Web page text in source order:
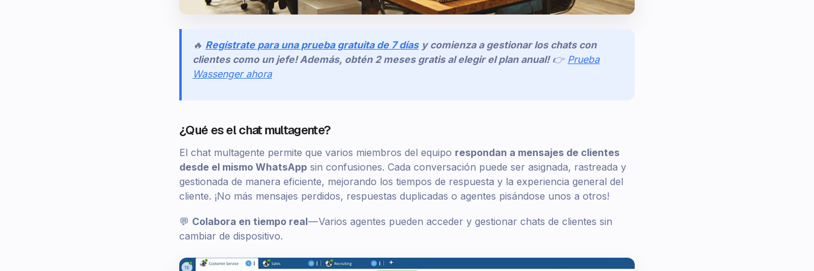
🔥 Regístrate para una prueba gratuita de 7 días y comienza a gestionar los chats con
clientes como un jefe! Además, obtén 2 meses gratis al elegir el plan anual! 👉 Prueba
Wassenger ahora
¿Qué es el chat multagente?
El chat multagente permite que varios miembros del equipo respondan a mensajes de clientes
desde el mismo WhatsApp sin confusiones. Cada conversación puede ser asignada, rastreada y
gestionada de manera eficiente, mejorando los tiempos de respuesta y la experiencia general del
cliente. ¡No más mensajes perdidos, respuestas duplicadas o agentes pisándose unos a otros!
💬 Colabora en tiempo real— Varios agentes pueden acceder y gestionar chats de clientes sin
cambiar de dispositivo.